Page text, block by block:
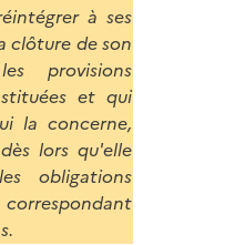
à ses
clôture de son
provisions
et qui
la concerne,
lors qu'elle
obligations